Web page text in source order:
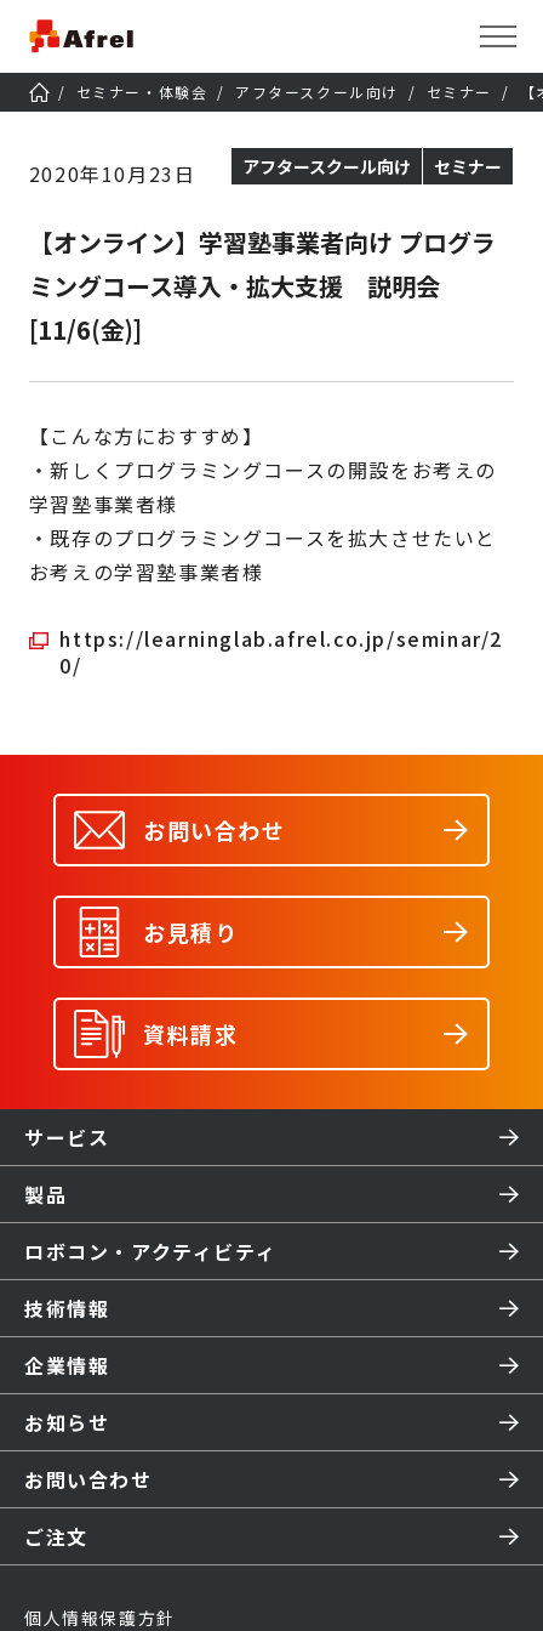
セミナー・体験会 アフタースクール向け セミナー
2020年10月23日 アフタースクール向け セミナー
【オンライン】学習塾事業者向け プログラ
ミングコース導入・拡大支援 説明会
[11/6(金)]
【こんな方におすすめ】
・新しくプログラミングコースの開設をお考えの
学習塾事業者様
・既存のプログラミングコースを拡大させたいと
お考えの学習塾事業者様
https://learninglab.afrel.co.jp/seminar/2
0/
お問い合わせ
お見積り
資料請求
サービス
製品
ロボコン・アクティビティ
技術情報
企業情報
お知らせ
お問い合わせ
ご注文
個人情報保護方針